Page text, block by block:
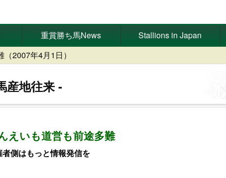
重賞勝ち馬News Stallions in Japan
2007年4月1日）
産地往来
えいも道営も前途多難
者側はもっと情報発信を